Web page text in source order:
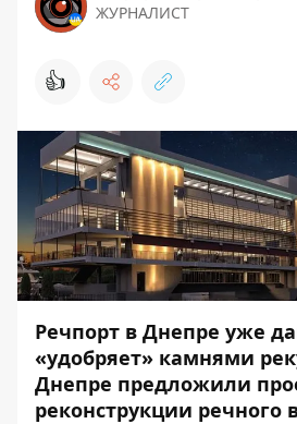
ЖУРНАЛИСТ
👍
Речпорт в Днепре уже
«удобряет» камнями
Днепре предложили
реконструкции речного